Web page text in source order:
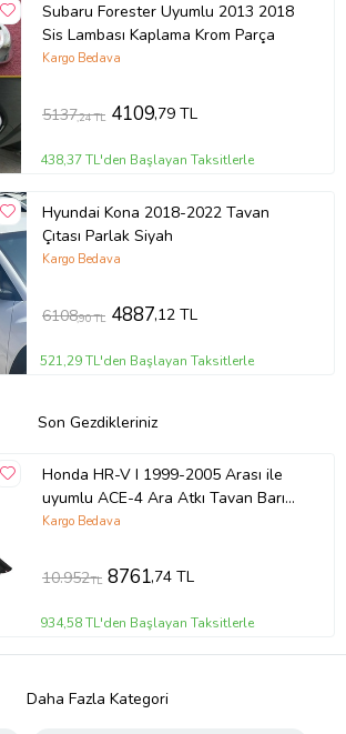
Subaru Forester Uyumlu 2013 2018
Sis Lambası Kaplama Krom Parça
Kargo Bedava
5137,24 TL 4109,79 TL
438,37 TL'den Başlayan Taksitlerle
Hyundai Kona 2018-2022 Tavan
Çıtası Parlak Siyah
Kargo Bedava
6108,90 TL 4887,12 TL
521,29 TL'den Başlayan Taksitlerle
Son Gezdikleriniz
Honda HR-V I 1999-2005 Arası ile
uyumlu ACE-4 Ara Atkı Tavan Barı
SİYAH
Kargo Bedava
10.952TL 8761,74 TL
934,58 TL'den Başlayan Taksitlerle
Daha Fazla Kategori